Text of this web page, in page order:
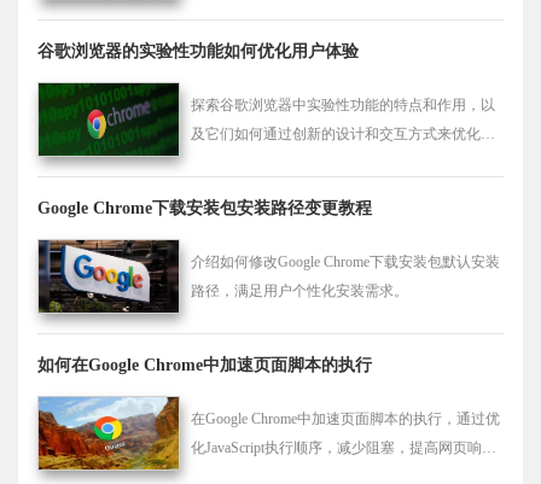
谷歌浏览器的实验性功能如何优化用户体验
探索谷歌浏览器中实验性功能的特点和作用，以
及它们如何通过创新的设计和交互方式来优化用
Google Chrome下载安装包安装路径变更教程
介绍如何修改Google Chrome下载安装包默认安装
路径，满足用户个性化安装需求。
如何在Google Chrome中加速页面脚本的执行
在Google Chrome中加速页面脚本的执行，通过优
化JavaScript执行顺序，减少阻塞，提高网页响应